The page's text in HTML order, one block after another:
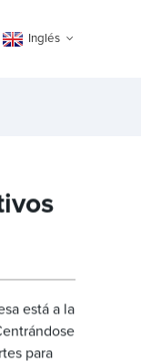
Inglés
está a la
para